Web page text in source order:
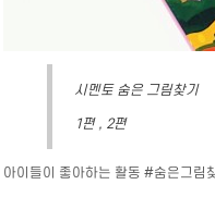
시멘토 숨은 그림찾기
1편 , 2편
아이들이 좋아하는 활동 #숨은그림